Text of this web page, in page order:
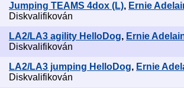
Jumping TEAMS 4dox (L), Ernie
Diskvalifikován
LA2/LA3 agility HelloDog, Ernie
Diskvalifikován
LA2/LA3 jumping HelloDog, Ernie
Diskvalifikován